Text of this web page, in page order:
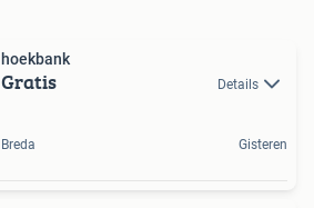
hoekbank
Gratis Details
Breda Gisteren